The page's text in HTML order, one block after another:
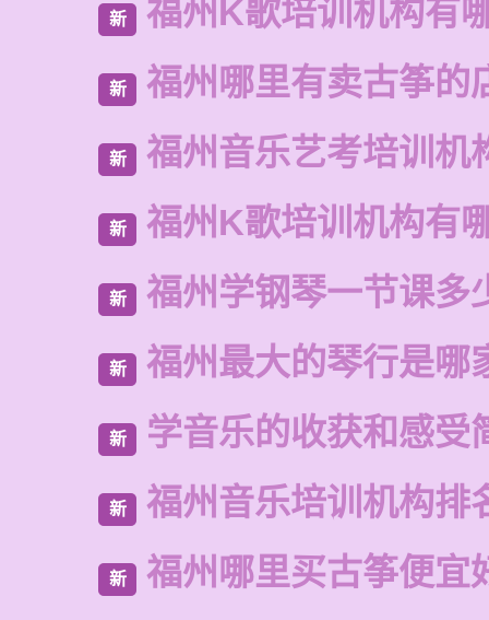
新 福州K歌培训机构有
新 福州哪里有卖古筝的
新 福州音乐艺考培训机
新 福州K歌培训机构有
新 福州学钢琴一节课多
新 福州最大的琴行是哪
新 学音乐的收获和感受
新 福州音乐培训机构排
新 福州哪里买古筝便宜